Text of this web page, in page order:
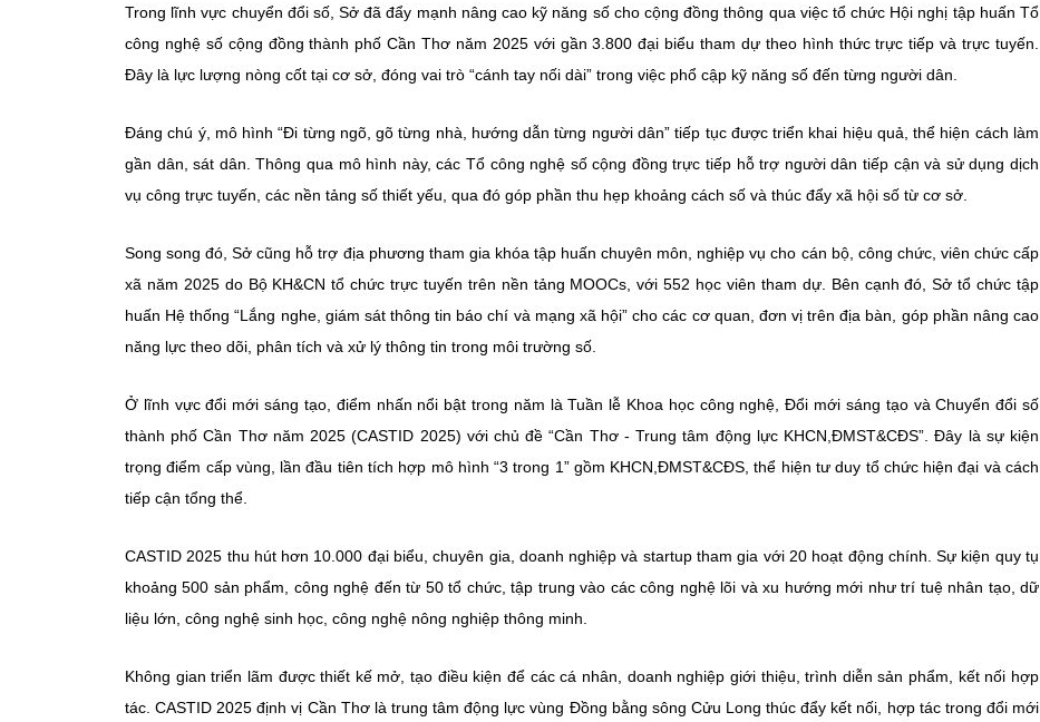
Trong lĩnh vực chuyển đổi số, Sở đã đẩy mạnh nâng cao kỹ năng số cho cộng đồng thông qua việc tổ chức Hội nghị tập huấn Tổ
công nghệ số cộng đồng thành phố Cần Thơ năm 2025 với gần 3.800 đại biểu tham dự theo hình thức trực tiếp và trực tuyến.
Đây là lực lượng nòng cốt tại cơ sở, đóng vai trò “cánh tay nối dài” trong việc phổ cập kỹ năng số đến từng người dân.
Đáng chú ý, mô hình “Đi từng ngõ, gõ từng nhà, hướng dẫn từng người dân” tiếp tục được triển khai hiệu quả, thể hiện cách làm
gần dân, sát dân. Thông qua mô hình này, các Tổ công nghệ số cộng đồng trực tiếp hỗ trợ người dân tiếp cận và sử dụng dịch
vụ công trực tuyến, các nền tảng số thiết yếu, qua đó góp phần thu hẹp khoảng cách số và thúc đẩy xã hội số từ cơ sở.
Song song đó, Sở cũng hỗ trợ địa phương tham gia khóa tập huấn chuyên môn, nghiệp vụ cho cán bộ, công chức, viên chức cấp
xã năm 2025 do Bộ KH&CN tổ chức trực tuyến trên nền tảng MOOCs, với 552 học viên tham dự. Bên cạnh đó, Sở tổ chức tập
huấn Hệ thống “Lắng nghe, giám sát thông tin báo chí và mạng xã hội” cho các cơ quan, đơn vị trên địa bàn, góp phần nâng cao
năng lực theo dõi, phân tích và xử lý thông tin trong môi trường số.
Ở lĩnh vực đổi mới sáng tạo, điểm nhấn nổi bật trong năm là Tuần lễ Khoa học công nghệ, Đổi mới sáng tạo và Chuyển đổi số
thành phố Cần Thơ năm 2025 (CASTID 2025) với chủ đề “Cần Thơ - Trung tâm động lực KHCN,ĐMST&CĐS”. Đây là sự kiện
trọng điểm cấp vùng, lần đầu tiên tích hợp mô hình “3 trong 1” gồm KHCN,ĐMST&CĐS, thể hiện tư duy tổ chức hiện đại và cách
tiếp cận tổng thể.
CASTID 2025 thu hút hơn 10.000 đại biểu, chuyên gia, doanh nghiệp và startup tham gia với 20 hoạt động chính. Sự kiện quy tụ
khoảng 500 sản phẩm, công nghệ đến từ 50 tổ chức, tập trung vào các công nghệ lõi và xu hướng mới như trí tuệ nhân tạo, dữ
liệu lớn, công nghệ sinh học, công nghệ nông nghiệp thông minh.
Không gian triển lãm được thiết kế mở, tạo điều kiện để các cá nhân, doanh nghiệp giới thiệu, trình diễn sản phẩm, kết nối hợp
tác. CASTID 2025 định vị Cần Thơ là trung tâm động lực vùng Đồng bằng sông Cửu Long thúc đẩy kết nối, hợp tác trong đổi mới